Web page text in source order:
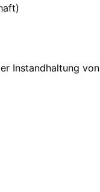
Instandhaltung von